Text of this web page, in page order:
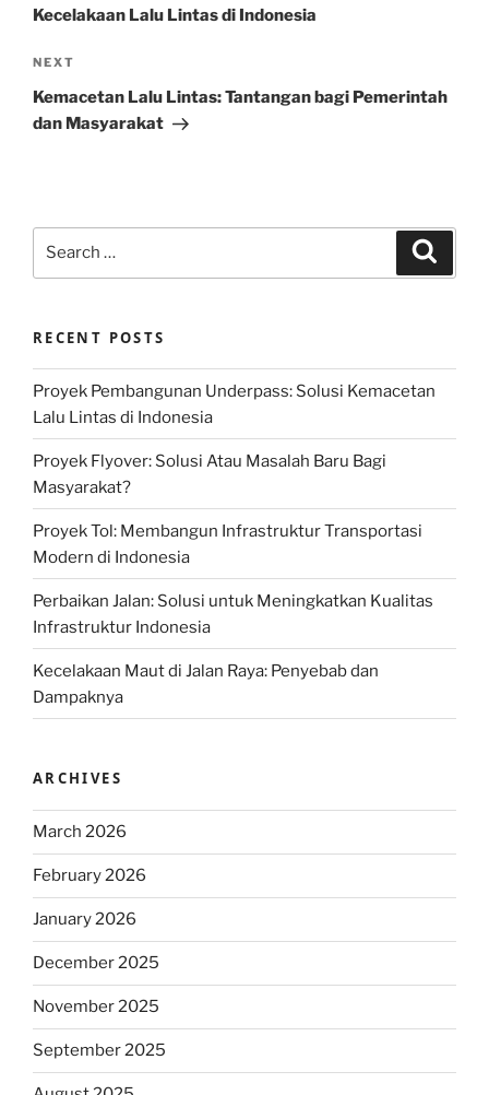
Kecelakaan Lalu Lintas di Indonesia
Next
Post
NEXT
Kemacetan Lalu Lintas: Tantangan bagi Pemerintah
dan Masyarakat
RECENT POSTS
Proyek Pembangunan Underpass: Solusi Kemacetan
Lalu Lintas di Indonesia
Proyek Flyover: Solusi Atau Masalah Baru Bagi
Masyarakat?
Proyek Tol: Membangun Infrastruktur Transportasi
Modern di Indonesia
Perbaikan Jalan: Solusi untuk Meningkatkan Kualitas
Infrastruktur Indonesia
Kecelakaan Maut di Jalan Raya: Penyebab dan
Dampaknya
ARCHIVES
March 2026
February 2026
January 2026
December 2025
November 2025
September 2025